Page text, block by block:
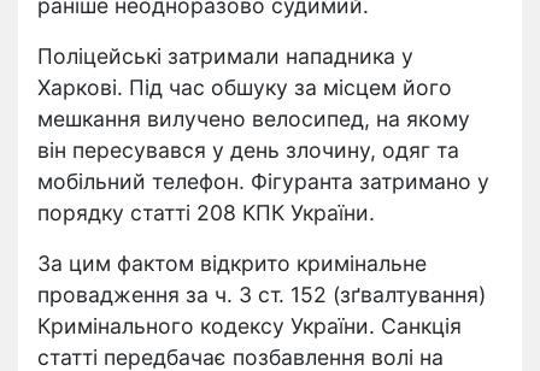
раніше неодноразово судимий.
Поліцейські затримали нападника у
Харкові. Під час обшуку за місцем його
мешкання вилучено велосипед, на якому
він пересувався у день злочину, одяг та
мобільний телефон. Фігуранта затримано у
порядку статті 208 КПК України.
За цим фактом відкрито кримінальне
провадження за ч. 3 ст. 152 (зґвалтування)
Кримінального кодексу України. Санкція
статті передбачає позбавлення волі на